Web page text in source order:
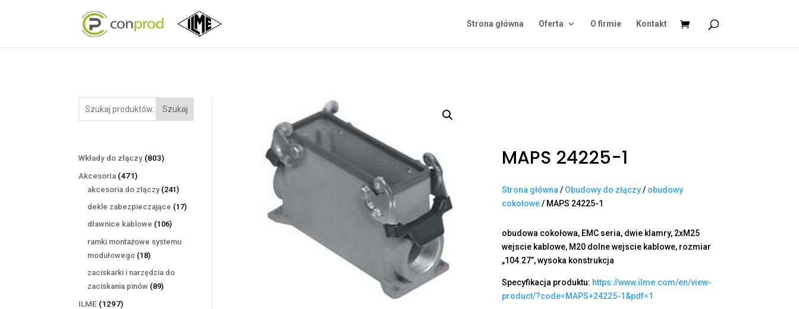
Strona główna Oferta O firmie Kontakt
Szukaj
Wkłady do złączy 803803
Akcesoria 471471
produktów
akcesoria do złączy 241241
produktów
dekle zabezpieczające 1717
dławnice kablowe 106106
ramki montażowe systemu
modułowego 1818
produktów
zaciskarki i narzędzia do
zaciskania pinów 8989
ILME 12971297
MAPS 24225-1
Strona główna / Obudowy do złączy/ obudowy
cokołowe/ MAPS 24225-1
obudowa cokołowa, EMC seria, dwie klamry, 2xM25
wejscie kablowe, M20 dolne wejscie kablowe, rozmiar
„104.27”, wysoka konstrukcja
Specyfikacja produktu: https://www.ilme.com/en/view-
product/?code=MAPS+24225-1&pdf=1